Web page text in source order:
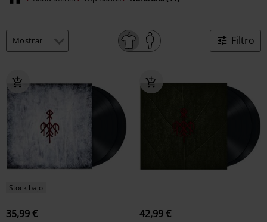
Filtro
Stock bajo
35,99 € 42,99 €